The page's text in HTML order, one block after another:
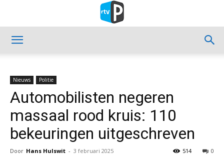
Nieuws Politie
Automobilisten negeren
massaal rood kruis: 110
bekeuringen uitgeschreven
Door Hans Hulswit - 3 februari 2025 0
514